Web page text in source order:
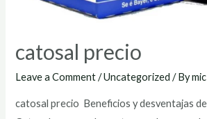
catosal precio
Leave a Comment /Uncategorized / By
catosal precio Beneficios y desventajas